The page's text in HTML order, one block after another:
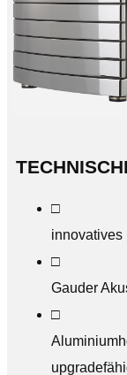
□
innovatives
□
Gauder
□